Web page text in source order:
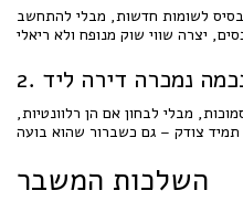
לשומות חדשות, מבלי להתחשב
מבלי לבחון אם הן רלוונטיות,
השלכות המשבר